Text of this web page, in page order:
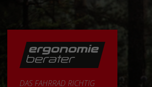
DAS FAHRRAD RICHTIG